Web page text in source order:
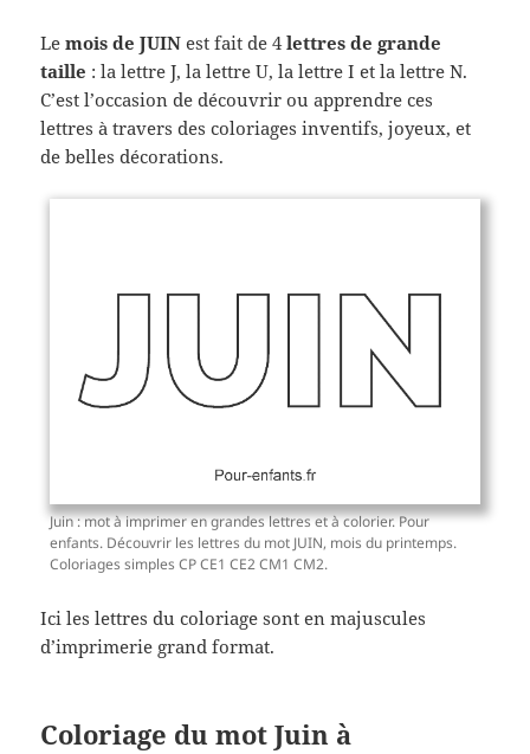
Lemois de JUIN est fait de 4lettres de grande
taille : la lettre J, la lettre U, la lettre I et la lettre N.
C’est l’occasion de découvrir ou apprendre ces
lettres à travers des coloriages inventifs, joyeux, et
de belles décorations.
Juin : mot à imprimer en grandes lettres et à colorier. Pour
enfants. Découvrir les lettres du mot JUIN, mois du printemps.
Coloriages simples CP CE1 CE2 CM1 CM2.
Ici les lettres du coloriage sont en majuscules
d’imprimerie grand format.
Coloriage du mot Juin à